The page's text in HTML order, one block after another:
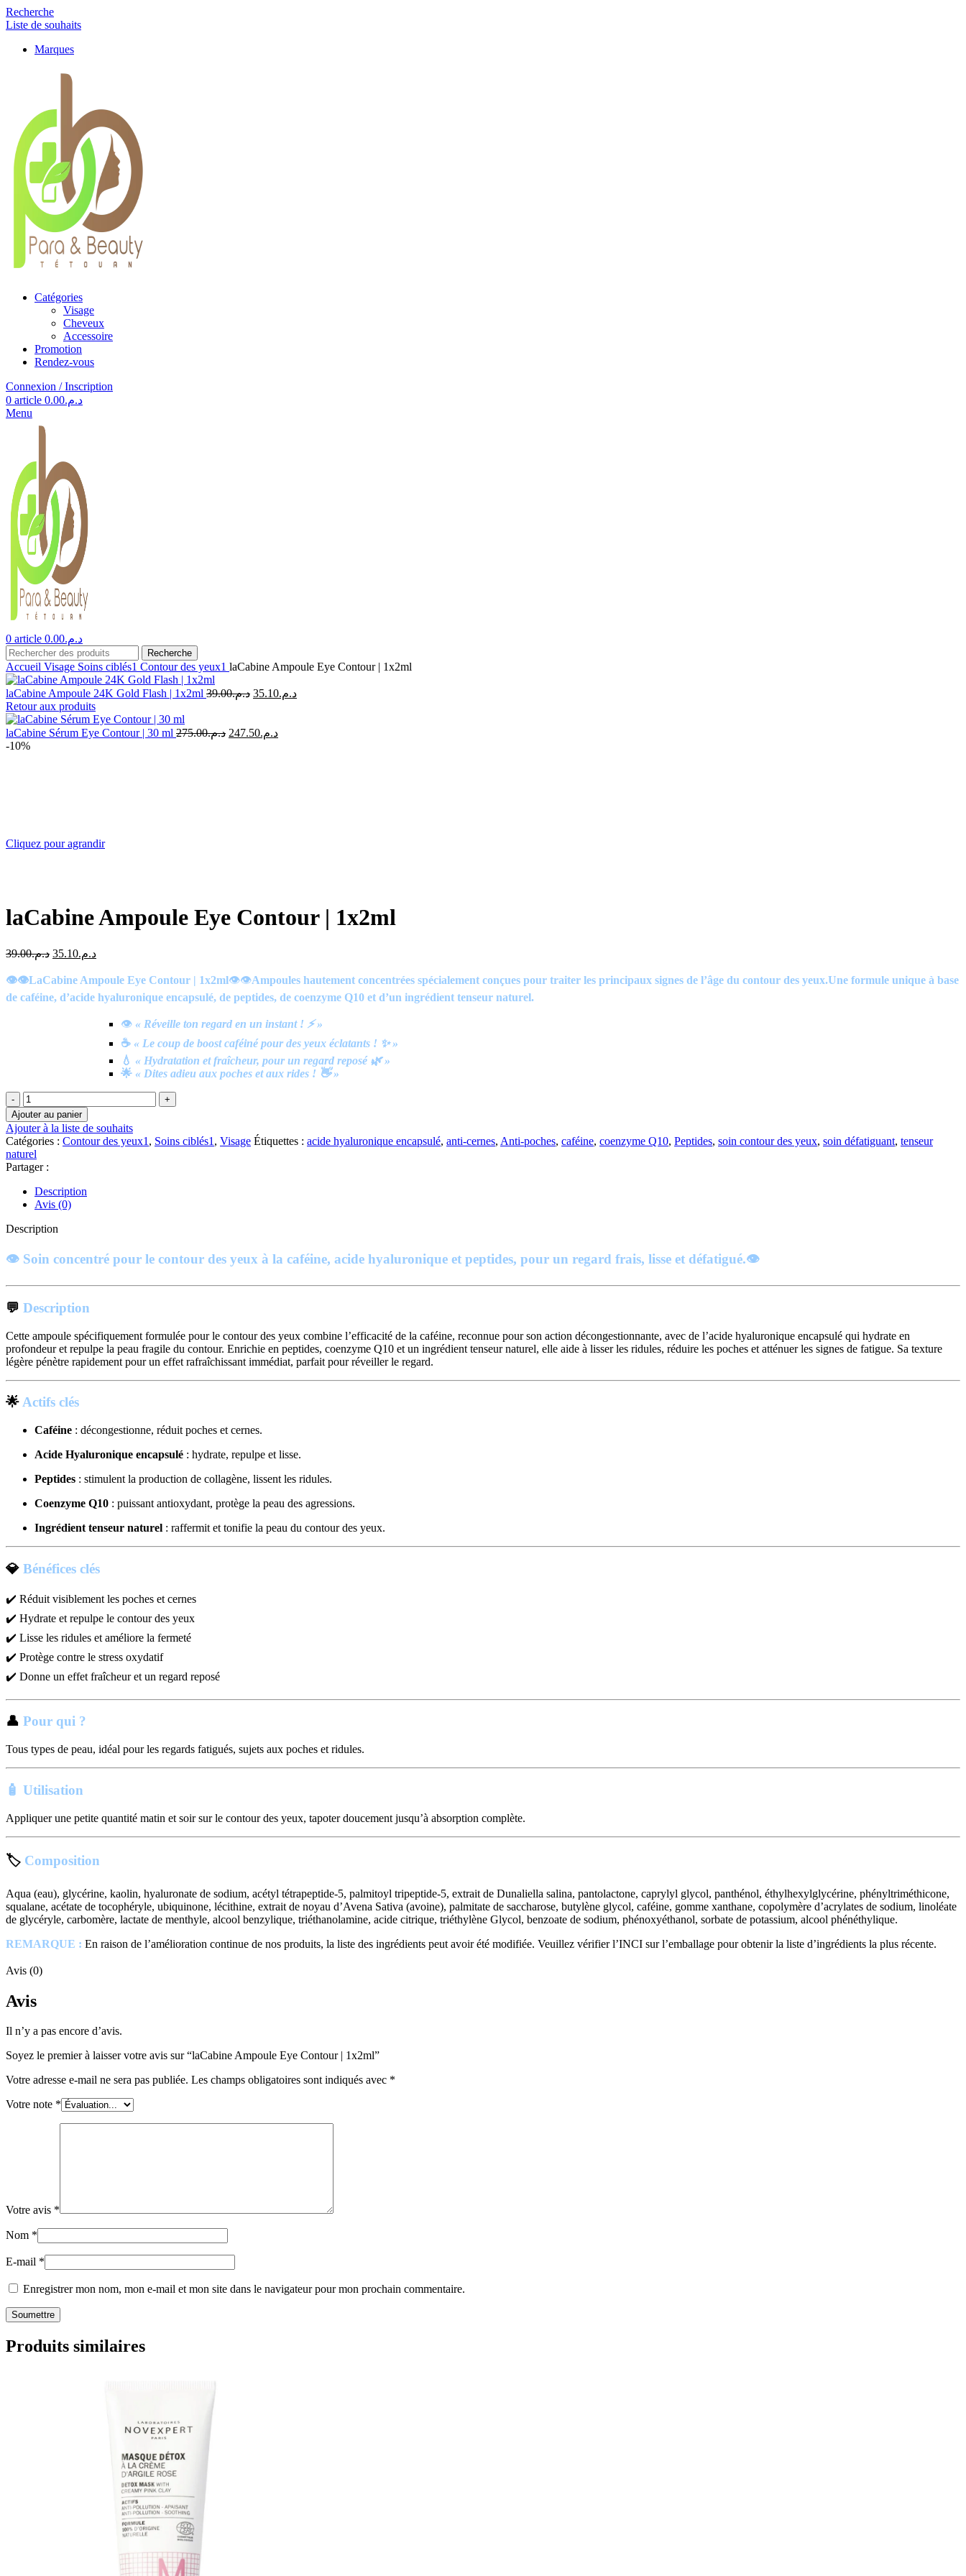
Recherche
Liste de souhaits
Marques
Catégories
Visage
Cheveux
Accessoire
Promotion
Rendez-vous
Connexion / Inscription
0 article د.م.0.00
Menu
0 article د.م.0.00
Recherche
Accueil Visage Soins ciblés1 Contour des yeux1 laCabine Ampoule Eye Contour | 1x2ml
laCabine Ampoule 24K Gold Flash | 1x2ml د.م.39.00
Le
était :
د.م.35.10
Le
Retour aux produits
laCabine Sérum Eye Contour | 30 ml د.م.275.00
Le
د.م.247.50
Le
-10%
Cliquez pour agrandir
laCabine Ampoule Eye Contour | 1x2ml
د.م.39.00
Le
initial
était :
د.م.39.00.
د.م.35.10
Le
actuel
est :
د.م.35.10.
👁️👁️LaCabine Ampoule Eye Contour | 1x2ml👁️👁️Ampoules hautement concentrées spécialement conçues pour traiter les principaux signes de l’âge du contour des yeux.Une formule unique à base
de caféine, d’acide hyaluronique encapsulé, de peptides, de coenzyme Q10 et d’un ingrédient tenseur naturel.
👁️ « Réveille ton regard en un instant ! ⚡ »
☕ « Le coup de boost caféiné pour des yeux éclatants ! ✨ »
💧 « Hydratation et fraîcheur, pour un regard reposé 🌿 »
🌟 « Dites adieu aux poches et aux rides ! 👋 »
quantité
de
laCabine
Ampoule
Eye
Contour
|
1x2ml
Ajouter au panier
Ajouter à la liste de souhaits
Catégories : Contour des yeux1 , Soins ciblés1 , Visage Étiquettes : acide hyaluronique encapsulé, anti-cernes, Anti-poches, caféine, coenzyme Q10, Peptides, soin contour des yeux, soin défatiguant, tenseur
naturel
Partager :
Description
Avis (0)
Description
👁️ Soin concentré pour le contour des yeux à la caféine, acide hyaluronique et peptides, pour un regard frais, lisse et défatigué.👁️
💬 Description
Cette ampoule spécifiquement formulée pour le contour des yeux combine l’efficacité de la caféine, reconnue pour son action décongestionnante, avec de l’acide hyaluronique encapsulé qui hydrate en
profondeur et repulpe la peau fragile du contour. Enrichie en peptides, coenzyme Q10 et un ingrédient tenseur naturel, elle aide à lisser les ridules, réduire les poches et atténuer les signes de fatigue. Sa texture
légère pénètre rapidement pour un effet rafraîchissant immédiat, parfait pour réveiller le regard.
🌟Actifs clés
Caféine : décongestionne, réduit poches et cernes.
Acide Hyaluronique encapsulé : hydrate, repulpe et lisse.
Peptides : stimulent la production de collagène, lissent les ridules.
Coenzyme Q10 : puissant antioxydant, protège la peau des agressions.
Ingrédient tenseur naturel : raffermit et tonifie la peau du contour des yeux.
💎 Bénéfices clés
✔️ Réduit visiblement les poches et cernes
✔️ Hydrate et repulpe le contour des yeux
✔️ Lisse les ridules et améliore la fermeté
✔️ Protège contre le stress oxydatif
✔️ Donne un effet fraîcheur et un regard reposé
👤 Pour qui ?
Tous types de peau, idéal pour les regards fatigués, sujets aux poches et ridules.
🧴 Utilisation
Appliquer une petite quantité matin et soir sur le contour des yeux, tapoter doucement jusqu’à absorption complète.
🏷️ Composition
Aqua (eau), glycérine, kaolin, hyaluronate de sodium, acétyl tétrapeptide-5, palmitoyl tripeptide-5, extrait de Dunaliella salina, pantolactone, caprylyl glycol, panthénol, éthylhexylglycérine, phényltriméthicone,
squalane, acétate de tocophéryle, ubiquinone, lécithine, extrait de noyau d’Avena Sativa (avoine), palmitate de saccharose, butylène glycol, caféine, gomme xanthane, copolymère d’acrylates de sodium, linoléate
de glycéryle, carbomère, lactate de menthyle, alcool benzylique, triéthanolamine, acide citrique, triéthylène Glycol, benzoate de sodium, phénoxyéthanol, sorbate de potassium, alcool phénéthylique.
REMARQUE : En raison de l’amélioration continue de nos produits, la liste des ingrédients peut avoir été modifiée. Veuillez vérifier l’INCI sur l’emballage pour obtenir la liste d’ingrédients la plus récente.
Avis (0)
Avis
Il n’y a pas encore d’avis.
Soyez le premier à laisser votre avis sur “laCabine Ampoule Eye Contour | 1x2ml”
Votre adresse e-mail ne sera pas publiée. Les champs obligatoires sont indiqués avec *
Votre note *
Votre avis *
Nom *
E-mail *
Enregistrer mon nom, mon e-mail et mon site dans le navigateur pour mon prochain commentaire.
Produits similaires